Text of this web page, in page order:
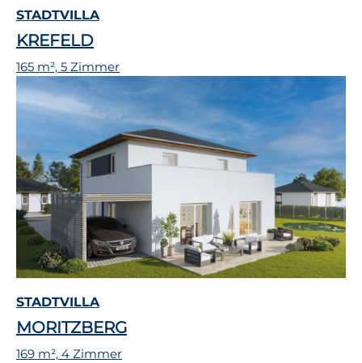
STADTVILLA
KREFELD
165 m², 5 Zimmer
STADTVILLA
MORITZBERG
169 m², 4 Zimmer